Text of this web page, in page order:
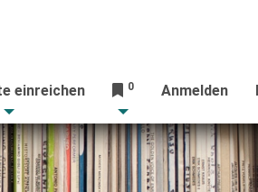
einreichen 0 Anmelden